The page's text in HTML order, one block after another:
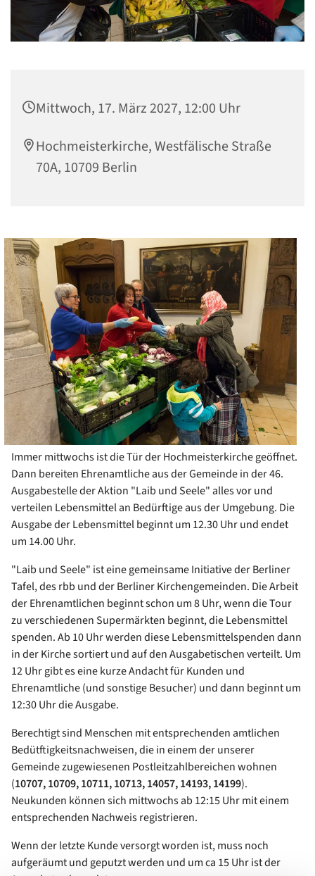
Mittwoch, 17. März 2027, 12:00 Uhr
Hochmeisterkirche, Westfälische Straße
70A, 10709 Berlin
Immer mittwochs ist die Tür der Hochmeisterkirche geöffnet.
Dann bereiten Ehrenamtliche aus der Gemeinde in der 46.
Ausgabestelle der Aktion "Laib und Seele" alles vor und
verteilen Lebensmittel an Bedürftige aus der Umgebung. Die
Ausgabe der Lebensmittel beginnt um 12.30 Uhr und endet
um 14.00 Uhr.
"Laib und Seele" ist eine gemeinsame Initiative der Berliner
Tafel, des rbb und der Berliner Kirchengemeinden. Die Arbeit
der Ehrenamtlichen beginnt schon um 8 Uhr, wenn die Tour
zu verschiedenen Supermärkten beginnt, die Lebensmittel
spenden. Ab 10 Uhr werden diese Lebensmittelspenden dann
in der Kirche sortiert und auf den Ausgabetischen verteilt. Um
12 Uhr gibt es eine kurze Andacht für Kunden und
Ehrenamtliche (und sonstige Besucher) und dann beginnt um
12:30 Uhr die Ausgabe.
Berechtigt sind Menschen mit entsprechenden amtlichen
Bedütftigkeitsnachweisen, die in einem der unserer
Gemeinde zugewiesenen Postleitzahlbereichen wohnen
(10707, 10709, 10711, 10713, 14057, 14193, 14199).
Neukunden können sich mittwochs ab 12:15 Uhr mit einem
entsprechenden Nachweis registrieren.
Wenn der letzte Kunde versorgt worden ist, muss noch
aufgeräumt und geputzt werden und um ca 15 Uhr ist der